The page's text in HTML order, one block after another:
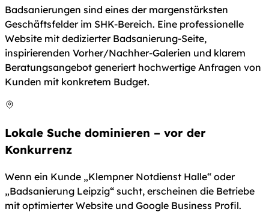
Badsanierungen sind eines der margenstärksten
Geschäftsfelder im SHK-Bereich. Eine professionelle
Website mit dedizierter Badsanierung-Seite,
inspirierenden Vorher/Nachher-Galerien und klarem
Beratungsangebot generiert hochwertige Anfragen von
Kunden mit konkretem Budget.
Lokale Suche dominieren – vor der
Konkurrenz
Wenn ein Kunde „Klempner Notdienst Halle“ oder
„Badsanierung Leipzig“ sucht, erscheinen die Betriebe
mit optimierter Website und Google Business Profil.